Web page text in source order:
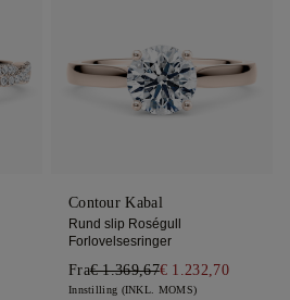
Contour Kabal
Rund slip Roségull
Forlovelsesringer
Fra€ 1.369,67€ 1.232,70
Innstilling (INKL. MOMS)